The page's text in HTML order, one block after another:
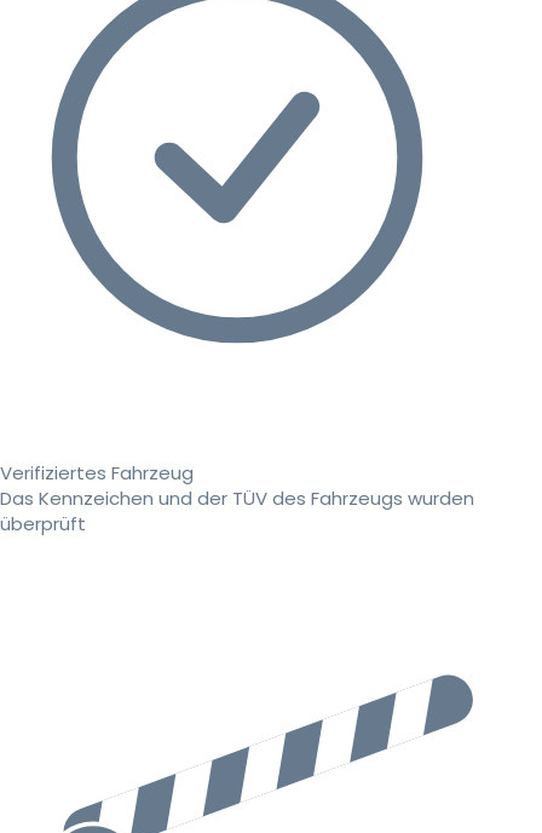
Verifiziertes Fahrzeug
Das Kennzeichen und der TÜV des Fahrzeugs wurden
überprüft